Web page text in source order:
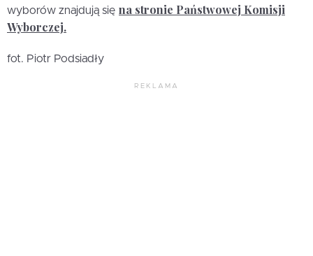
wyborów znajdują się na stronie Państwowej Komisji
Wyborczej.
fot. Piotr Podsiadły
REKLAMA